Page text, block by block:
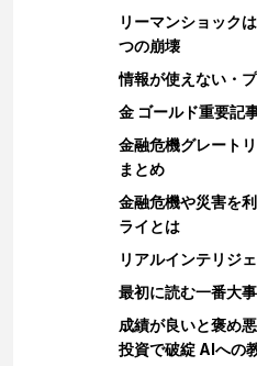
リーマンショック
つの崩壊
情報が使えない・
金 ゴールド重要記
金融危機グレート
まとめ
金融危機や災害を
ライとは
リアルインテリジ
最初に読む一番大
成績が良いと褒め
投資で破綻 AIへの